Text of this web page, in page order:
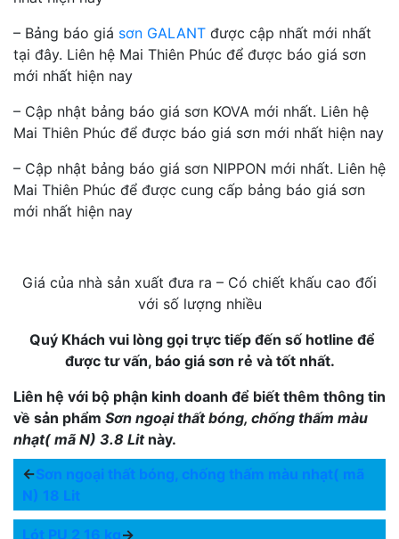
– Bảng báo giá sơn GALANT được cập nhất mới nhất
tại đây. Liên hệ Mai Thiên Phúc để được báo giá sơn
mới nhất hiện nay
– Cập nhật bảng báo giá sơn KOVA mới nhất. Liên hệ
Mai Thiên Phúc để được báo giá sơn mới nhất hiện nay
– Cập nhật bảng báo giá sơn NIPPON mới nhất. Liên hệ
Mai Thiên Phúc để được cung cấp bảng báo giá sơn
mới nhất hiện nay
Giá của nhà sản xuất đưa ra – Có chiết khấu cao đối
với số lượng nhiều
Quý Khách vui lòng gọi trực tiếp đến số hotline để
được tư vấn, báo giá sơn rẻ và tốt nhất.
Liên hệ với bộ phận kinh doanh để biết thêm thông tin
về sản phẩm Sơn ngoại thất bóng, chống thấm màu
nhạt( mã N) 3.8 Litnày.
←Sơn ngoại thất bóng, chống thấm màu nhạt( mã
N) 18 Lit
Lót PU 2 16 kg→